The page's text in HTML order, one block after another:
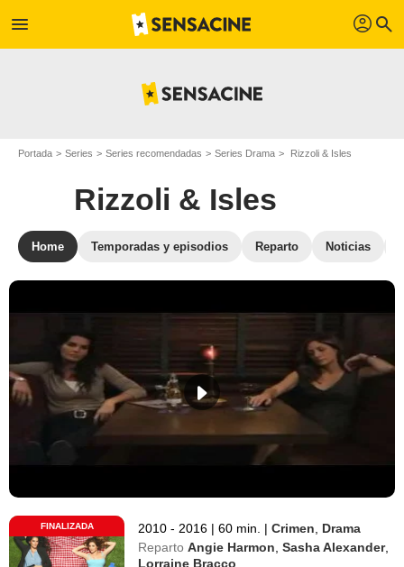
menu profil search
Portada Series Series recomendadas Series Drama Rizzoli & Isles
Rizzoli & Isles
Home Temporadas y episodios Reparto Noticias
FINALIZADA 2010 - 2016 | 60 min. | Crimen
Drama
Reparto Angie Harmon ,Sasha Alexander,
Lorraine Bracco